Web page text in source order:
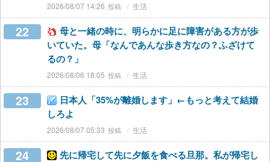
2026/08/07 14:26 生活
22
母と一緒の時に、明らかに足に障害がある方が歩
いていた。母「なんであんな歩き方なの？ふざけて
るの？」
2026/08/06 18:05 生活
23
日本人「35%が離婚します」←もっと考えて結婚
しろよ
2026/08/07 05:33 生活
24 先に帰宅して先に夕飯を食べる旦那。私が帰宅し